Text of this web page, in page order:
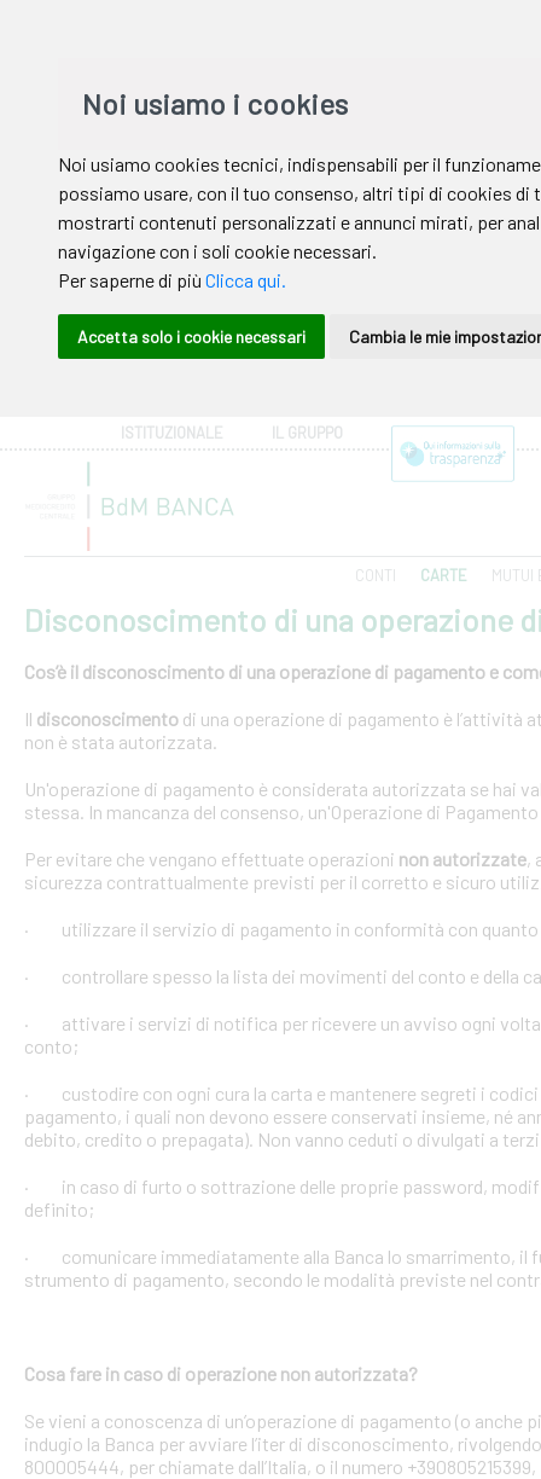
ISTITUZIONALE IL GRUPPO
CONTI CARTE MUTUI
Disconoscimento di una operazione
Cos’è il disconoscimento di una operazione di pagamento e
Il disconoscimento di una operazione di pagamento è l’attività
non è stata autorizzata.
Un'operazione di pagamento è considerata autorizzata se hai
stessa. In mancanza del consenso, un'Operazione di
Per evitare che vengano effettuate operazioni non autorizzate,
sicurezza contrattualmente previsti per il corretto e sicuro
· utilizzare il servizio di pagamento in conformità con
· controllare spesso la lista dei movimenti del conto e della
· attivare i servizi di notifica per ricevere un avviso ogni
conto;
· custodire con ogni cura la carta e mantenere segreti i
pagamento, i quali non devono essere conservati insieme, né
debito, credito o prepagata). Non vanno ceduti o divulgati a
· in caso di furto o sottrazione delle proprie password,
definito;
· comunicare immediatamente alla Banca lo smarrimento, il
strumento di pagamento, secondo le modalità previste nel
Cosa fare in caso di operazione non autorizzata?
Se vieni a conoscenza di un’operazione di pagamento (o
indugio la Banca per avviare l’iter di disconoscimento,
800005444, per chiamate dall’Italia, o il numero